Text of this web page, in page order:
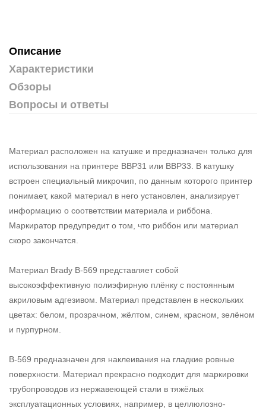
Описание
Характеристики
Обзоры
Вопросы и ответы
Материал расположен на катушке и предназначен только для
использования на принтере BBP31 или BBP33. В катушку
встроен специальный микрочип, по данным которого принтер
понимает, какой материал в него установлен, анализирует
информацию о соответствии материала и риббона.
Маркиратор предупредит о том, что риббон или материал
скоро закончатся.
Материал Brady B-569 представляет собой
высокоэффективную полиэфирную плёнку с постоянным
акриловым адгезивом. Материал представлен в нескольких
цветах: белом, прозрачном, жёлтом, синем, красном, зелёном
и пурпурном.
B-569 предназначен для наклеивания на гладкие ровные
поверхности. Материал прекрасно подходит для маркировки
трубопроводов из нержавеющей стали в тяжёлых
эксплуатационных условиях, например, в целлюлозно-